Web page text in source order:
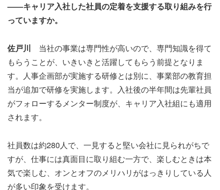
――キャリア入社した社員の定着を支援する取り組みを行
っていますか。
佐戸川 当社の事業は専門性が高いので、専門知識を得て
もらうことが、いきいきと活躍してもらう前提となりま
す。人事企画部が実施する研修とは別に、事業部の教育担
当が追加で研修を実施します。入社後の半年間は先輩社員
がフォローするメンター制度が、キャリア入社組にも適用
されます。
社員数は約280人で、一見すると堅い会社に見られがちで
すが、仕事には真面目に取り組む一方で、楽しむときは本
気で楽しむ、オンとオフのメリハリがはっきりしている人
が多い印象を受けます。